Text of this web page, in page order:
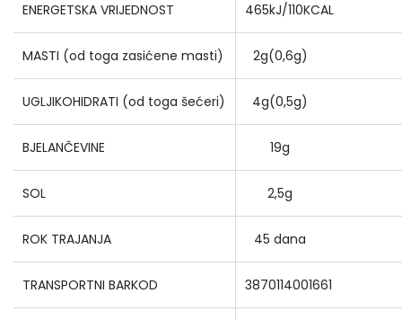
ENERGETSKA VRIJEDNOST 465kJ/110KCAL
MASTI (od toga zasićene masti) 2g(0,6g)
UGLJIKOHIDRATI (od toga šećeri) 4g(0,5g)
BJELANČEVINE 19g
SOL 2,5g
ROK TRAJANJA 45 dana
TRANSPORTNI BARKOD 3870114001661